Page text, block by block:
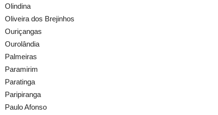
Olindina
Oliveira dos Brejinhos
Ouriçangas
Ourolândia
Palmeiras
Paramirim
Paratinga
Paripiranga
Paulo Afonso